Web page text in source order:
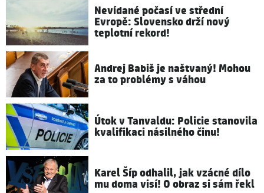
Nevídané počasí ve střední
Evropě: Slovensko drží nový
teplotní rekord!
Andrej Babiš je naštvaný! Mohou
za to problémy s váhou
Útok v Tanvaldu: Policie stanovila
kvalifikaci násilného činu!
Karel Šíp odhalil, jak vzácné dílo
mu doma visí! O obraz si sám řekl